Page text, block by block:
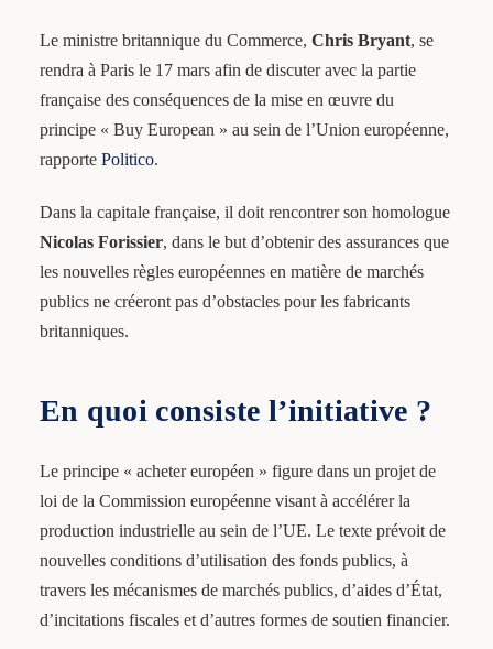
Le ministre britannique du Commerce, Chris Bryant, se
rendra à Paris le 17 mars afin de discuter avec la partie
française des conséquences de la mise en œuvre du
principe « Buy European » au sein de l’Union européenne,
rapporte Politico.
Dans la capitale française, il doit rencontrer son homologue
Nicolas Forissier, dans le but d’obtenir des assurances que
les nouvelles règles européennes en matière de marchés
publics ne créeront pas d’obstacles pour les fabricants
britanniques.
En quoi consiste l’initiative ?
Le principe « acheter européen » figure dans un projet de
loi de la Commission européenne visant à accélérer la
production industrielle au sein de l’UE. Le texte prévoit de
nouvelles conditions d’utilisation des fonds publics, à
travers les mécanismes de marchés publics, d’aides d’État,
d’incitations fiscales et d’autres formes de soutien financier.